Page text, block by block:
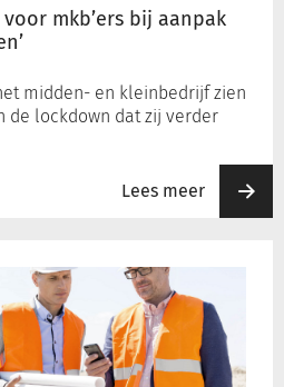
mkb’ers bij aanpak
midden- en kleinbedrijf zien
de lockdown dat zij verder
Lees meer